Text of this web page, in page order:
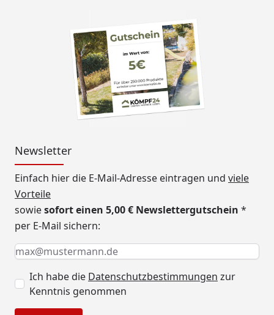
Newsletter
Einfach hier die E-Mail-Adresse eintragen und viele
Vorteile
sowiesofort einen 5,00 € Newslettergutschein *
per E-Mail sichern:
Keine Eingabe erforderlich
Eingabe erforderlich
E-Mail *
Ich habe die Datenschutzbestimmungen zur
Kenntnis genommen